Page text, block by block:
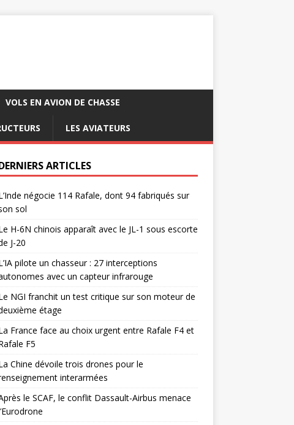
VOLS EN AVION DE CHASSE
LES AVIATEURS
ARTICLES
négocie 114 Rafale, dont 94 fabriqués sur
sol
H-6N chinois apparaît avec le JL-1 sous escorte
J-20
pilote un chasseur : 27 interceptions
avec un capteur infrarouge
NGI franchit un test critique sur son moteur de
étage
France face au choix urgent entre Rafale F4 et
F5
Chine dévoile trois drones pour le
interarmées
le SCAF, le conflit Dassault-Airbus menace